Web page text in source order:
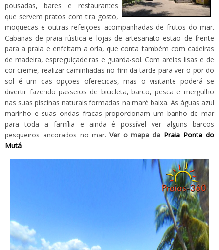
pousadas, bares e restaurantes
que servem pratos com tira gosto,
moquecas e outras refeições acompanhadas de frutos do mar.
Cabanas de praia rústica e lojas de artesanato estão de frente
para a praia e enfeitam a orla, que conta também com cadeiras
de madeira, espreguiçadeiras e guarda-sol. Com areias lisas e de
cor creme, realizar caminhadas no fim da tarde para ver o pôr do
sol é um das opções oferecidas, mas o visitante poderá se
divertir fazendo passeios de bicicleta, barco, pesca e mergulho
nas suas piscinas naturais formadas na maré baixa. As águas azul
marinho e suas ondas fracas proporcionam um banho de mar
para toda a família e ainda é possível ver alguns barcos
pesqueiros ancorados no mar. Ver o mapa da Praia Ponta do
Mutá